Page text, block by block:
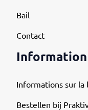
Bail
Contact
Information
Informations sur la
Bestellen bij